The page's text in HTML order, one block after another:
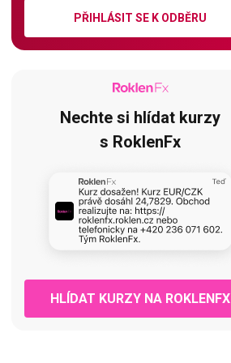
PŘIHLÁSIT SE K ODBĚRU
Nechte si hlídat kurzy
s RoklenFx
HLÍDAT KURZY NA ROKLENFX